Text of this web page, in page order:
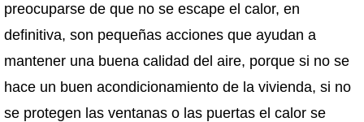
preocuparse de que no se escape el calor, en
definitiva, son pequeñas acciones que ayudan a
mantener una buena calidad del aire, porque si no se
hace un buen acondicionamiento de la vivienda, si no
se protegen las ventanas o las puertas el calor se